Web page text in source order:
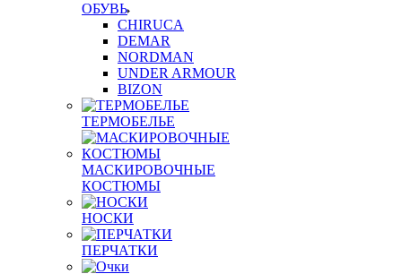
ОБУВЬ
CHIRUCA
DEMAR
NORDMAN
UNDER ARMOUR
BIZON
ТЕРМОБЕЛЬЕ
МАСКИРОВОЧНЫЕ
КОСТЮМЫ
НОСКИ
ПЕРЧАТКИ